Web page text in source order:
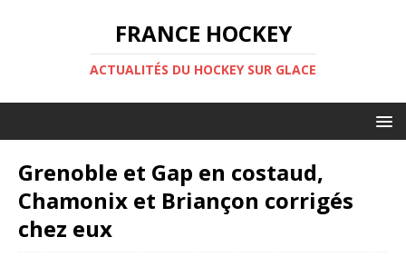
FRANCE HOCKEY
ACTUALITÉS DU HOCKEY SUR GLACE
Grenoble et Gap en costaud,
Chamonix et Briançon corrigés
chez eux